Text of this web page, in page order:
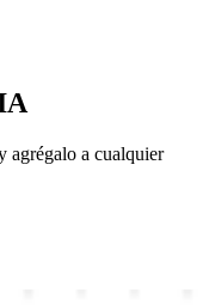
agrégalo a cualquier